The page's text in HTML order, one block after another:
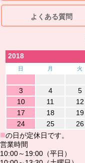
よくある質問
2018
日 月 火
3
4 5
10
11 12
17
18 19
24
25 26
■の日が定休日です。
営業時間
10:00～19:00（平日）